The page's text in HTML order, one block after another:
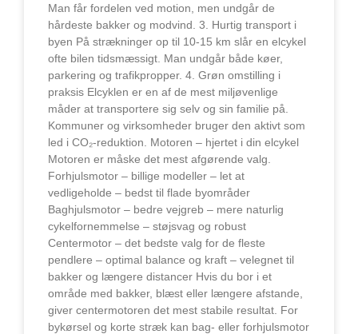
Man får fordelen ved motion, men undgår de
hårdeste bakker og modvind. 3. Hurtig transport i
byen På strækninger op til 10-15 km slår en elcykel
ofte bilen tidsmæssigt. Man undgår både køer,
parkering og trafikpropper. 4. Grøn omstilling i
praksis Elcyklen er en af de mest miljøvenlige
måder at transportere sig selv og sin familie på.
Kommuner og virksomheder bruger den aktivt som
led i CO₂-reduktion. Motoren – hjertet i din elcykel
Motoren er måske det mest afgørende valg.
Forhjulsmotor – billige modeller – let at
vedligeholde – bedst til flade byområder
Baghjulsmotor – bedre vejgreb – mere naturlig
cykelfornemmelse – støjsvag og robust
Centermotor – det bedste valg for de fleste
pendlere – optimal balance og kraft – velegnet til
bakker og længere distancer Hvis du bor i et
område med bakker, blæst eller længere afstande,
giver centermotoren det mest stabile resultat. For
bykørsel og korte stræk kan bag- eller forhjulsmotor